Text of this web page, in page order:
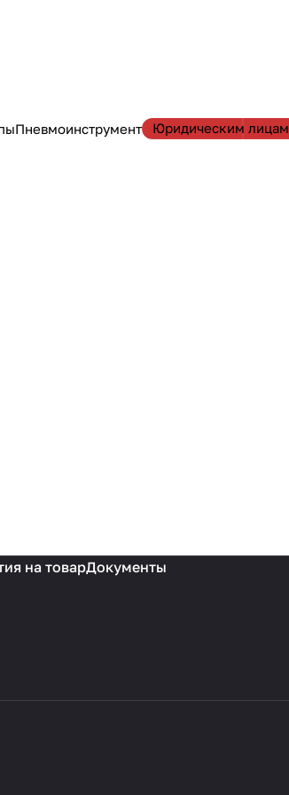
Пневмоинструмент Юридическим лицам
на товарДокументы